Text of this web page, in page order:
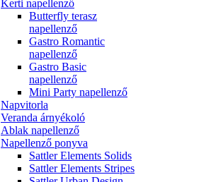
Kerti napellenző
Butterfly terasz
napellenző
Gastro Romantic
napellenző
Gastro Basic
napellenző
Mini Party napellenző
Napvitorla
Veranda árnyékoló
Ablak napellenző
Napellenző ponyva
Sattler Elements Solids
Sattler Elements Stripes